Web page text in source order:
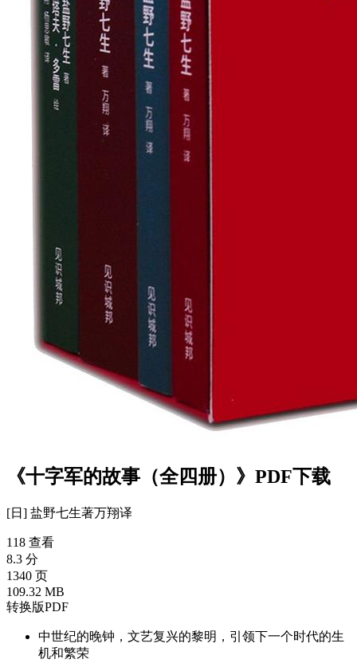
《十字军的故事（全四册）》PDF下载
[日] 盐野七生著万翔译
118 查看
8.3 分
1340 页
109.32 MB
转换版PDF
中世纪的晚钟，文艺复兴的黎明，引领下一个时代的生
机和繁荣